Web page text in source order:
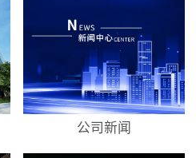
公司新闻